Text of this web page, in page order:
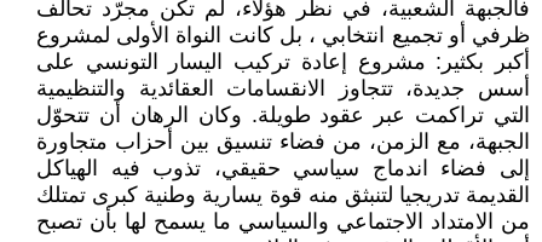
فالجبهة الشعبية، في نظر هؤلاء، لم تكن مجرّد تحالف
ظرفي أو تجميع انتخابي ، بل كانت النواة الأولى لمشروع
أكبر بكثير: مشروع إعادة تركيب اليسار التونسي على
أسس جديدة، تتجاوز الانقسامات العقائدية والتنظيمية
التي تراكمت عبر عقود طويلة. وكان الرهان أن تتحوّل
الجبهة، مع الزمن، من فضاء تنسيق بين أحزاب متجاورة
إلى فضاء اندماج سياسي حقيقي، تذوب فيه الهياكل
القديمة تدريجيا لتنبثق منه قوة يسارية وطنية كبرى تمتلك
من الامتداد الاجتماعي والسياسي ما يسمح لها بأن تصبح